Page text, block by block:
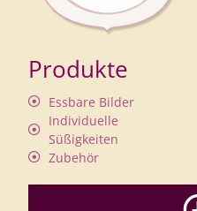
Produkte
Essbare Bilder
Individuelle
Süßigkeiten
Zubehör